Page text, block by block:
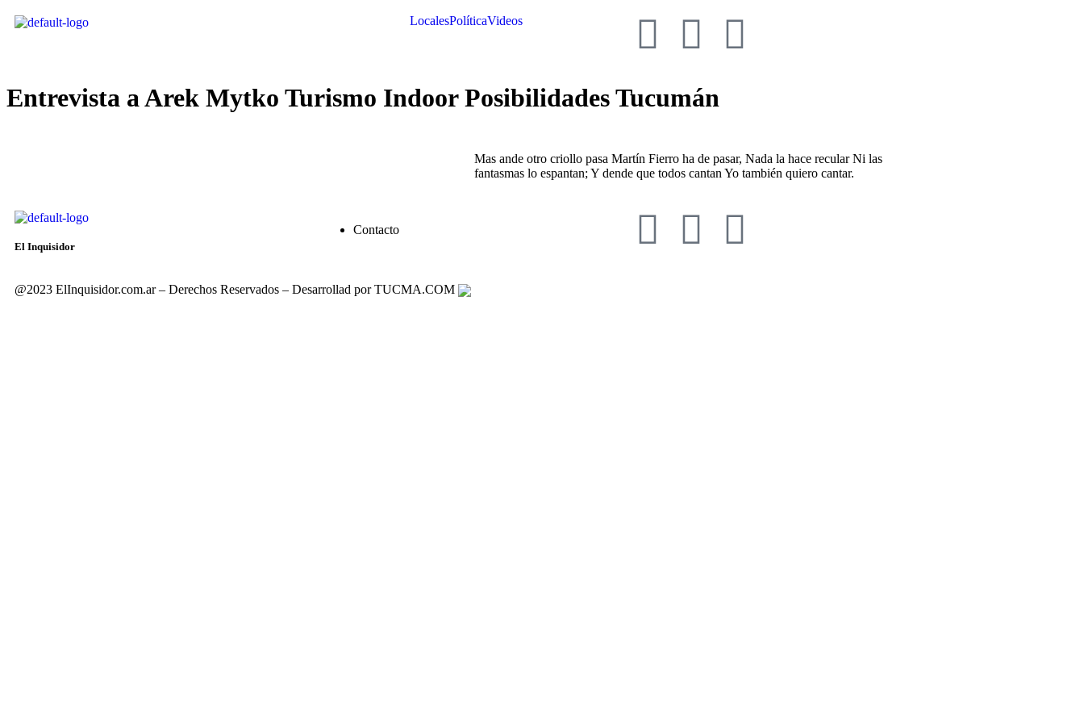
LocalesPolíticaVideos
Entrevista a Arek Mytko Turismo Indoor Posibilidades Tucumán
Mas ande otro criollo pasa Martín Fierro ha de pasar, Nada la hace recular Ni las
fantasmas lo espantan; Y dende que todos cantan Yo también quiero cantar.
El Inquisidor
Contacto
@2023 ElInquisidor.com.ar – Derechos Reservados – Desarrollad por TUCMA.COM